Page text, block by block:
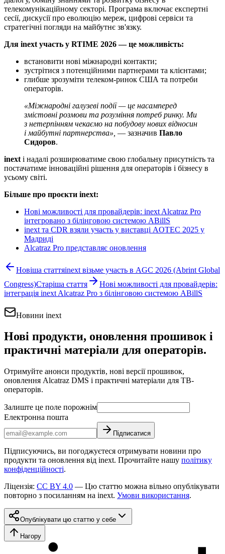
телекомунікаційному секторі. Програма включає експертні
сесії, дискусії про еволюцію мереж, цифрові сервіси та
стратегічні погляди на майбутнє зв'язку.
Для inext участь у RTIME 2026 — це можливість:
встановити нові міжнародні контакти;
зустрітися з потенційними партнерами та клієнтами;
глибше зрозуміти телеком-ринок США та потреби
операторів.
«Міжнародні галузеві події — це насамперед
змістовні розмови та розуміння потреб ринку. Ми
з нетерпінням чекаємо на побудову нових відносин
і майбутні партнерства», — зазначив Павло
Сидоров.
inext і надалі розширюватиме свою глобальну присутність та
постачатиме інноваційні рішення для операторів і бізнесу в
усьому світі.
Більше про проєкти inext:
Нові можливості для провайдерів: inext Alcatraz Pro
інтегровано з білінговою системою ABillS
inext та CDR взяли участь у виставці AOTEC 2025 у
Мадриді
Alcatraz Pro представляє оновлення
Новіша статтяinext візьме участь в AGC 2026 (Abrint Global
Congress)Старіша стаття
Нові можливості для провайдерів:
інтеграція inext Alcatraz Pro з білінговою системою ABillS
Новини inext
Нові продукти, оновлення прошивок і
практичні матеріали для операторів.
Отримуйте анонси продуктів, нові версії прошивок,
оновлення Alcatraz DMS і практичні матеріали для ТВ-
операторів.
Залиште це поле порожнім
Електронна пошта
Підписатися
Підписуючись, ви погоджуєтеся отримувати новини про
продукти та оновлення від inext. Прочитайте нашу політику
конфіденційності.
Ліцензія: CC BY 4.0 — Цю статтю можна вільно опублікувати
повторно з посиланням на inext. Умови використання.
Опублікувати цю статтю у себе
Нагору